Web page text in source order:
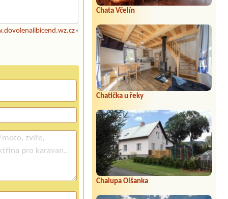
Chata Včelín
Chatička u řeky
Chalupa Olšanka
»